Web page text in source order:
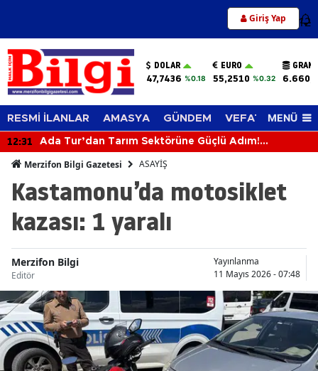
Giriş Yap 12
DOLAR
47,7436 %0.18
EURO
55,2510 %0.32
RESMİ İLANLAR AMASYA GÜNDEM VEFAT EDENLER
MENÜ
12:31
Ada Tur’dan Tarım Sektörüne Güçlü Adım!
Merzifon Bilgi Gazetesi ASAYİŞ
Kastamonu’da motosiklet
kazası: 1 yaralı
Merzifon Bilgi
Editör
Yayınlanma
11 Mayıs 2026 - 07:48